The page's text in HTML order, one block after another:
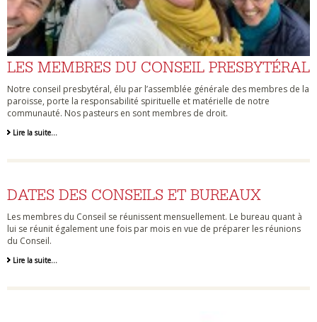
LES MEMBRES DU CONSEIL PRESBYTÉRAL
Notre conseil presbytéral, élu par l’assemblée générale des membres de la
paroisse, porte la responsabilité spirituelle et matérielle de notre
communauté. Nos pasteurs en sont membres de droit.
Lire la suite…
DATES DES CONSEILS ET BUREAUX
Les membres du Conseil se réunissent mensuellement. Le bureau quant à
lui se réunit également une fois par mois en vue de préparer les réunions
du Conseil.
Lire la suite…